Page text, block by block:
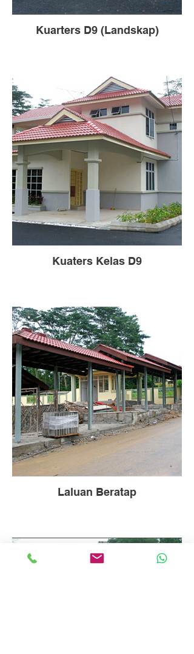
Kuarters D9 (Landskap)
Kuaters Kelas D9
Laluan Beratap